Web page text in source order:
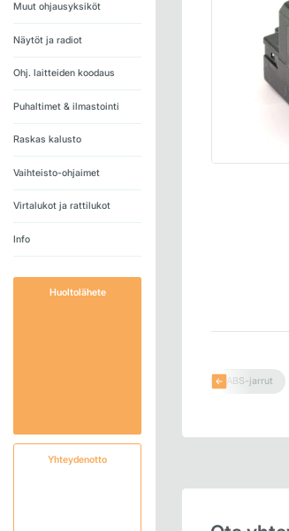
Muut ohjausyksiköt
Näytöt ja radiot
Ohj. laitteiden koodaus
Puhaltimet & ilmastointi
Raskas kalusto
Vaihteisto-ohjaimet
Virtalukot ja rattilukot
Info
Huoltolähete
Yhteydenotto
ABS-jarrut